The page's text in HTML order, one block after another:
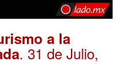
a la
. 31 de Julio,